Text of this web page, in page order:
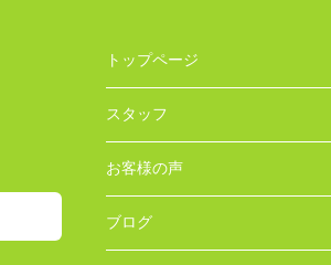
トップページ
スタッフ
お客様の声
ブログ